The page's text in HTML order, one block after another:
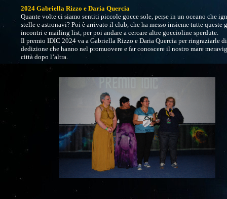
2024 Gabriella Rizzo e Daria Quercia
Quante volte ci siamo sentiti piccole gocce sole, perse in un oceano che
stelle e astronavi? Poi è arrivato il club, che ha messo insieme tutte
incontri e mailing list, per poi andare a cercare altre goccioline sperdute.
Il premio IDIC 2024 va a Gabriella Rizzo e Daria Quercia per ringraziarle
dedizione che hanno nel promuovere e far conoscere il nostro mare
città dopo l’altra.